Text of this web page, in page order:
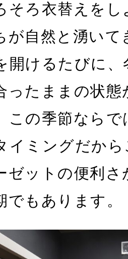
そろ衣替えを
が自然と湧い
開けるたびに、
ったままの状態
この季節なら
イミングだか
ゼットの便利
でもあります。